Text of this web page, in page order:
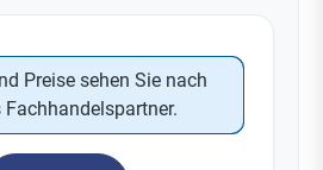
Preise sehen Sie nach